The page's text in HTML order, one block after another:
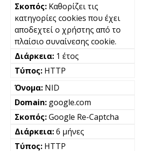
Καθορίζει τις
κατηγορίες cookies που έχει
αποδεχτεί ο χρήστης από το
πλαίσιο συναίνεσης cookie.
1 έτος
HTTP
NID
google.com
Google Re-Captcha
6 μήνες
HTTP